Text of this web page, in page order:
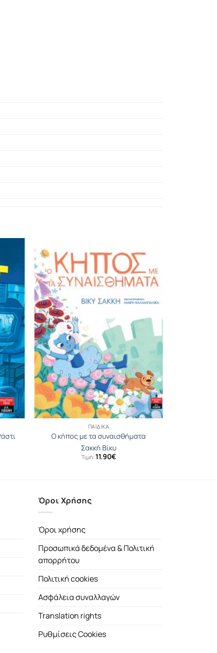
ΠΑΙΔΙΚΆ
Ο κήπος με τα συναισθήματα
Σακκή Βίκυ
Τιμή:11.90€
Όροι Χρήσης
Όροι χρήσης
Προσωπικά δεδομένα & Πολιτική
απορρήτου
Πολιτική cookies
Ασφάλεια συναλλαγών
Translation rights
Ρυθμίσεις Cookies